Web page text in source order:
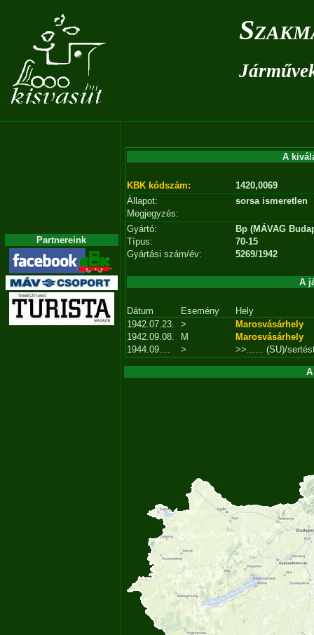
Partnereink
A
KBK kódszám:
1420,0069
Állapot:
sorsa ismeretlen
Megjegyzés:
Gyártó:
Bp (MÁVAG
Típus:
70-15
Gyártási szám/év:
5269/1942
A
Dátum Esemény
Hely
1942.07.23.
>
Marosvásárhely
1942.09.08.
M
Marosvásárhely
1944.09....
> >>...... (SU)/